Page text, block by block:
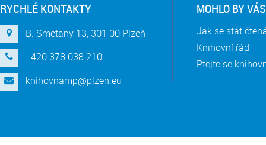
RYCHLÉ KONTAKTY
B. Smetany 13, 301 00 Plzeň
+420 378 038 210
knihovnamp@plzen.eu
MOHLO BY
Jak se stát
Knihovní řád
Ptejte se